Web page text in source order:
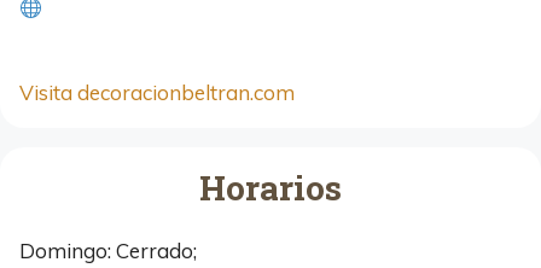
Visita decoracionbeltran.com
Horarios
Domingo: Cerrado;